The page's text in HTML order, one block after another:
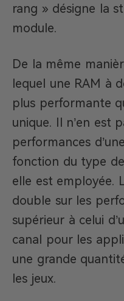
rang » désigne la
module.
De la même
lequel une RAM à
plus performante
unique. Il n’en est
performances
fonction du type
elle est employée.
double sur les
supérieur à celui
canal pour les
une grande
les jeux.